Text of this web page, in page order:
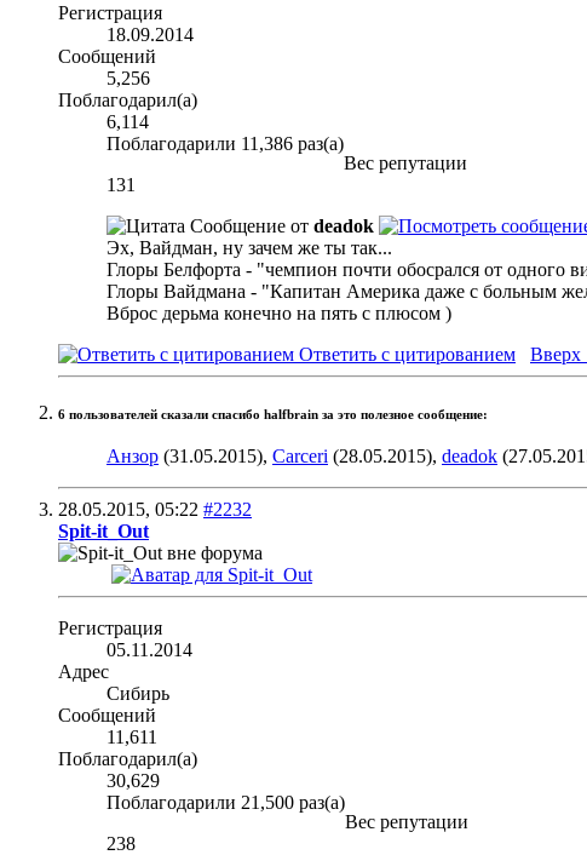
Регистрация
18.09.2014
Сообщений
5,256
Поблагодарил(а)
6,114
Поблагодарили 11,386 раз(а)
Вес репутации
131
Сообщение от deadok
Эх, Вайдман, ну зачем же ты так...
Глоры Белфорта - "чемпион почти обосрался от одного
Глоры Вайдмана - "Капитан Америка даже с больным
Вброс дерьма конечно на пять с плюсом )
Ответить с цитированием
Вверх
6 пользователей сказали cпасибо halfbrain за это полезное сообщение:
Анзор (31.05.2015), Carceri (28.05.2015), deadok
28.05.2015, 05:22 #2232
Spit-it_Out
Регистрация
05.11.2014
Адрес
Сибирь
Сообщений
11,611
Поблагодарил(а)
30,629
Поблагодарили 21,500 раз(а)
Вес репутации
238